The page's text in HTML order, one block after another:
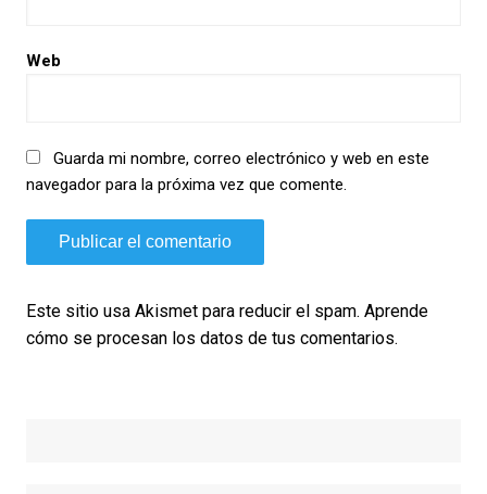
Web
Guarda mi nombre, correo electrónico y web en este
navegador para la próxima vez que comente.
Este sitio usa Akismet para reducir el spam. Aprende
cómo se procesan los datos de tus comentarios.